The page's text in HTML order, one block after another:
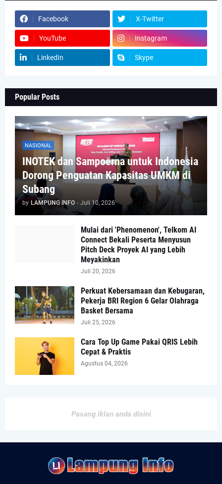
Facebook X-Twitter
YouTube Instagram
LinkedIn Skype
Popular Posts
NASIONAL
INOTEK dan Sampoerna untuk Indonesia
Dorong Penguatan Kapasitas UMKM di
Subang
by LAMPUNG INFO - Juli 10, 2026
Mulai dari 'Phenomenon', Telkom AI
Connect Bekali Peserta Menyusun
Pitch Deck Proyek AI yang Lebih
Meyakinkan
Juli 20, 2026
Perkuat Kebersamaan dan Kebugaran,
Pekerja BRI Region 6 Gelar Olahraga
Basket Bersama
Juli 25, 2026
Cara Top Up Game Pakai QRIS Lebih
Cepat & Praktis
Agustus 04, 2026
Pasang iklan anda disini